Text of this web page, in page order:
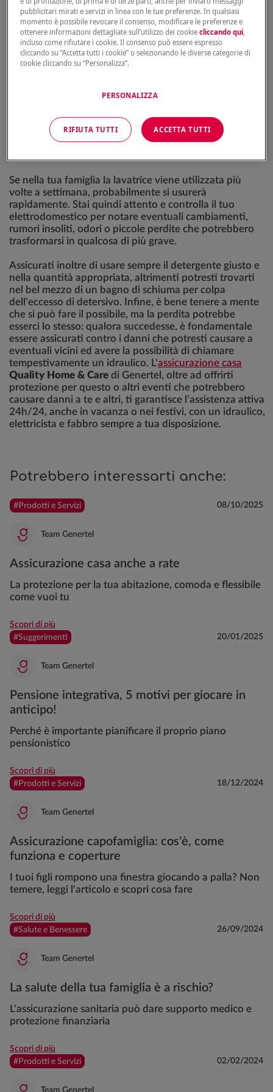
le perdite. Controlla regolarmente tutte le parti della
tua lavatrice, comprese le condizioni della spina e della
presa elettrica.
Controlla anche tubi e condotte per verificare la
guarnizioni intorno all'oblò. In questo modo potrai
imbatterti in una perdita! Una buona idea è anche
quella di rimuovere con regolarità peli e capelli rimasti
nel cestello, nell'oblò o nel tubo, in particolare se hai
Se nella tua famiglia la lavatrice viene utilizzata più
volte a settimana, probabilmente si usurerà
rapidamente. Stai quindi attento e controlla il tuo
elettrodomestico per notare eventuali cambiamenti,
rumori insoliti, odori o piccole perdite che potrebbero
trasformarsi in qualcosa di più grave.
Assicurati inoltre di usare sempre il detergente giusto e
nella quantità appropriata, altrimenti potresti trovarti
nel bel mezzo di un bagno di schiuma per colpa
dell'eccesso di detersivo. Infine, è bene tenere a mente
che si può fare il possibile, ma la perdita potrebbe
esserci lo stesso: qualora succedesse, è fondamentale
essere assicurati contro i danni che potresti causare a
eventuali vicini ed avere la possibilità di chiamare
tempestivamente un idraulico. L'assicurazione casa
Quality Home & Care di Genertel, oltre ad offrirti
protezione per questo o altri eventi che potrebbero
causare danni a te e altri, ti garantisce l’assistenza attiva
24h/24, anche in vacanza o nei festivi, con un idraulico,
elettricista e fabbro sempre a tua disposizione.
Potrebbero interessarti anche:
#Prodotti e Servizi 08/10/2025
Team Genertel
Assicurazione casa anche a rate
La protezione per la tua abitazione, comoda e flessibile
come vuoi tu
Scopri di più
#Suggerimenti
20/01/2025
Team Genertel
Pensione integrativa, 5 motivi per giocare in
anticipo!
Perché è importante pianificare il proprio piano
pensionistico
Scopri di più
#Prodotti e Servizi
18/12/2024
Team Genertel
Assicurazione capofamiglia: cos'è, come
funziona e coperture
I tuoi figli rompono una finestra giocando a palla? Non
temere, leggi l'articolo e scopri cosa fare
Scopri di più
#Salute e Benessere
26/09/2024
Team Genertel
La salute della tua famiglia è a rischio?
L'assicurazione sanitaria può dare supporto medico e
protezione finanziaria
Scopri di più
#Prodotti e Servizi
02/02/2024
Team Genertel
pubblicitari mirati e servizi in linea con le tue preferenze. In qualsiasi
momento è possibile revocare il consenso, modificare le preferenze e
ottenere informazioni dettagliate sull’utilizzo dei cookiecliccando qui,
incluso come rifiutare i cookie. Il consenso può essere espresso
cliccando su “Accetta tutti i cookie” o selezionando le diverse categorie di
cookie cliccando su “Personalizza”.
PERSONALIZZA
RIFIUTA TUTTI ACCETTA TUTTI